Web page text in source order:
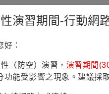
牌系列境外基金再平衡轉換
列境外基金進行再平衡轉換
平衡轉換時，若為同品牌系
系列境外基金進行同品牌基
幣無交割日），則此轉換交
演習期間-行動網
：
（防空）演習， 演習期間
功能受影響之現象。建議採